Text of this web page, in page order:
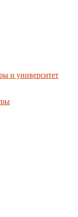
и университет